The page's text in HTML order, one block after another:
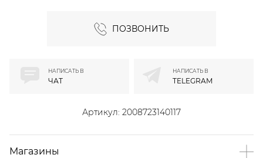
ПОЗВОНИТЬ
Артикул: 2008723140117
НАПИСАТЬ В
ЧАТ
НАПИСАТЬ В
TELEGRAM
Магазины